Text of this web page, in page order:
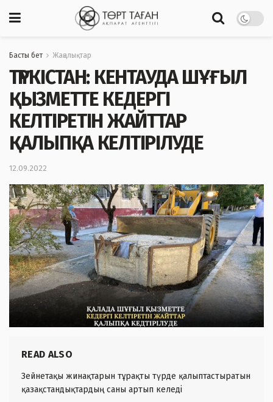
Басты бет Жаңалықтар
ТҮРКІСТАН: КЕНТАУДА ШҰҒЫЛ
ҚЫЗМЕТТЕ КЕДЕРГІ
КЕЛТІРЕТІН ЖАЙТТАР
ҚАЛЫПҚА КЕЛТІРІЛУДЕ
12.09.2022
READ ALSO
Зейнетақы жинақтарын тұрақты түрде қалыптастыратын
қазақстандықтардың саны артып келеді